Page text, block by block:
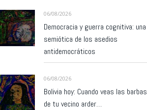
06/08/2026
Democracia y guerra cognitiva: una
semiótica de los asedios
antidemocráticos
06/08/2026
Bolivia hoy: Cuando veas las barbas
de tu vecino arder…